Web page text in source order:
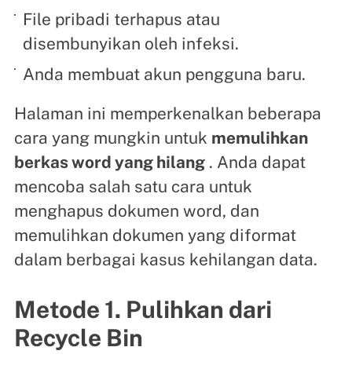
File pribadi terhapus atau
disembunyikan oleh infeksi.
Anda membuat akun pengguna baru.
Halaman ini memperkenalkan beberapa
cara yang mungkin untuk memulihkan
berkas word yang hilang. Anda dapat
mencoba salah satu cara untuk
menghapus dokumen word, dan
memulihkan dokumen yang diformat
dalam berbagai kasus kehilangan data.
Metode 1. Pulihkan dari
Recycle Bin